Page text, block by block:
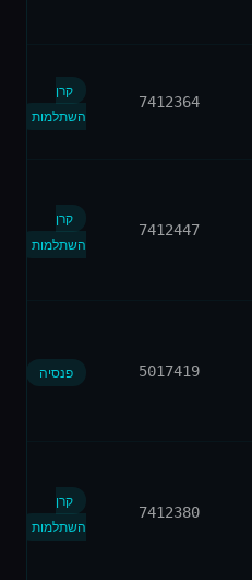
7412364
קרן
השתלמות
7412447
קרן
השתלמות
5017419 פנסיה
7412380
קרן
השתלמות